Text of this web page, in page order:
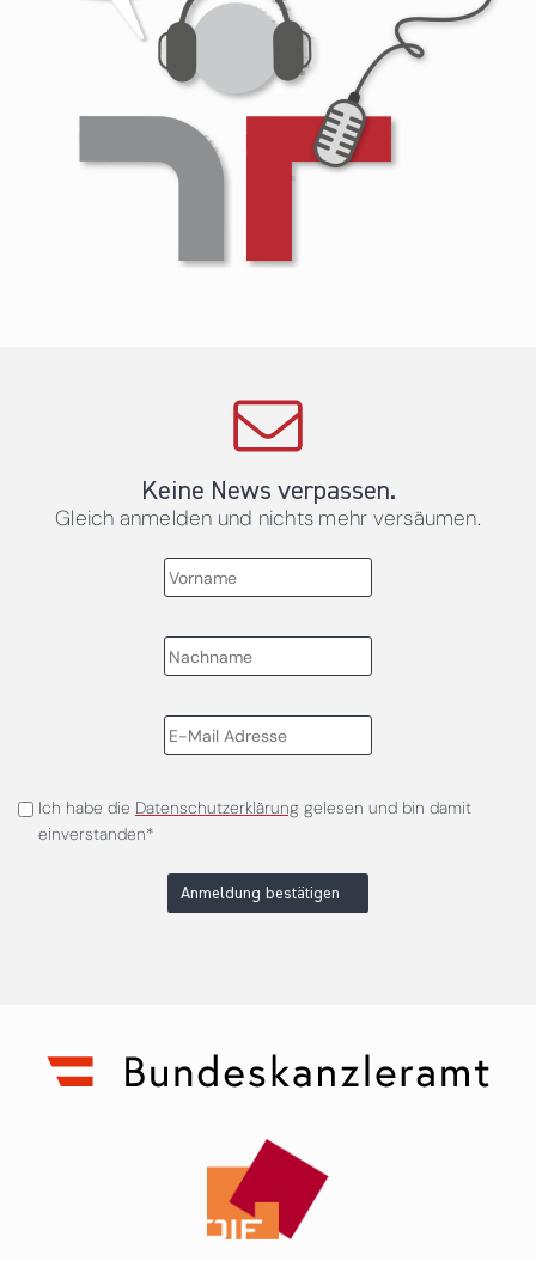
Keine News verpassen.
Gleich anmelden und nichts mehr versäumen.
Ich habe die Datenschutzerklärunggelesen und bin damit
einverstanden*
Anmeldung bestätigen